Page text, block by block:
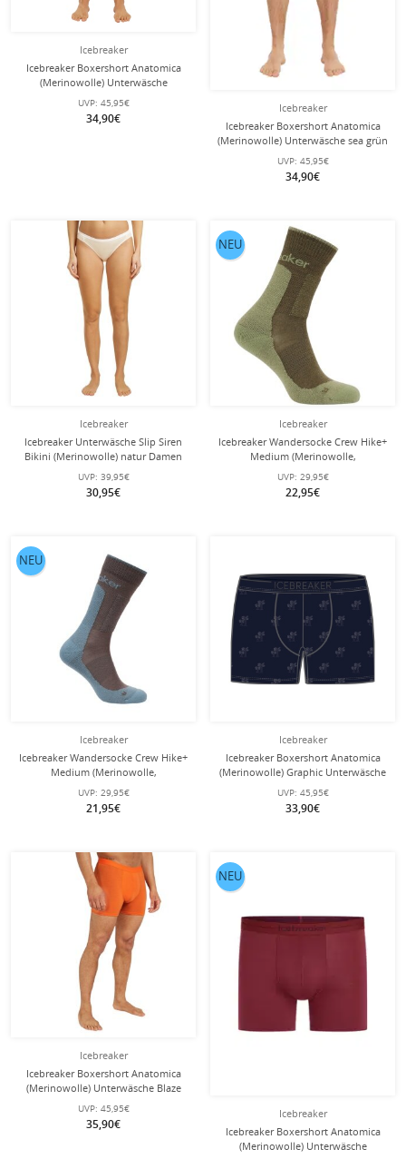
Icebreaker
Icebreaker Boxershort Anatomica
(Merinowolle) Unterwäsche
midnight navyblau Herren
UVP: 45,95€
34,90€
Icebreaker
Icebreaker Boxershort Anatomica
(Merinowolle) Unterwäsche sea grün
UVP: 45,95€
34,90€
Icebreaker
Icebreaker Unterwäsche Slip Siren
Bikini (Merinowolle) natur Damen
UVP: 39,95€
30,95€
Icebreaker
Icebreaker Wandersocke Crew Hike+
Medium (Merinowolle,
Paar
UVP: 29,95€
22,95€
NEU
Icebreaker
Icebreaker Wandersocke Crew Hike+
Medium (Merinowolle,
Herren
UVP: 29,95€
21,95€
NEU
Icebreaker
Icebreaker Boxershort Anatomica
(Merinowolle) Graphic Unterwäsche
UVP: 45,95€
33,90€
Icebreaker
Icebreaker Boxershort Anatomica
(Merinowolle) Unterwäsche Blaze
UVP: 45,95€
35,90€
Icebreaker
Icebreaker Boxershort Anatomica
(Merinowolle) Unterwäsche
NEU